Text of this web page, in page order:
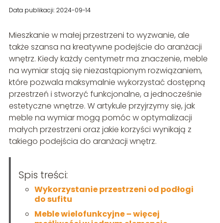
Data publikacji: 2024-09-14
Mieszkanie w małej przestrzeni to wyzwanie, ale
także szansa na kreatywne podejście do aranżacji
wnętrz. Kiedy każdy centymetr ma znaczenie, meble
na wymiar stają się niezastąpionym rozwiązaniem,
które pozwala maksymalnie wykorzystać dostępną
przestrzeń i stworzyć funkcjonalne, a jednocześnie
estetyczne wnętrze. W artykule przyjrzymy się, jak
meble na wymiar mogą pomóc w optymalizacji
małych przestrzeni oraz jakie korzyści wynikają z
takiego podejścia do aranżacji wnętrz.
Spis treści:
Wykorzystanie przestrzeni od podłogi
do sufitu
Meble wielofunkcyjne – więcej